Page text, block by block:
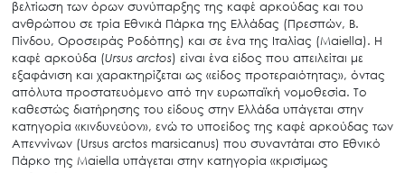
βελτίωση των όρων συνύπαρξης της καφέ αρκούδας και του
ανθρώπου σε τρία Εθνικά Πάρκα της Ελλάδας (Πρεσπών, Β.
Πίνδου, Οροσειράς Ροδόπης) και σε ένα της Ιταλίας (Maiella). Η
καφέ αρκούδα (Ursus arctos) είναι ένα είδος που απειλείται με
εξαφάνιση και χαρακτηρίζεται ως «είδος προτεραιότητας», όντας
απόλυτα προστατευόμενο από την ευρωπαϊκή νομοθεσία. Το
καθεστώς διατήρησης του είδους στην Ελλάδα υπάγεται στην
κατηγορία «κινδυνεύον», ενώ το υποείδος της καφέ αρκούδας των
Απεννίνων (Ursus arctos marsicanus) που συναντάται στο Εθνικό
Πάρκο της Μaiella υπάγεται στην κατηγορία «κρισίμως